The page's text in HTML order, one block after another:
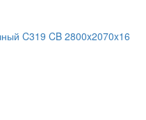
C319 CB 2800x2070x16